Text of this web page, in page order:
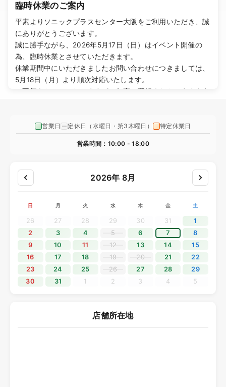
臨時休業のご案内
平素よりソニックプラスセンター大阪をご利用いただき、誠
にありがとうございます。
誠に勝手ながら、2026年5月17日（日）はイベント開催の
為、臨時休業とさせていただきます。
休業期間中にいただきましたお問い合わせにつきましては、
5月18日（月）より順次対応いたします。
ご不便をおかけいたしますが、何卒ご理解くださいますよう
2026.05.01
ゴールデンウィーク休業のご案内
にありがとうございます。
誠に勝手ながら、2026年5月2日（土）から5月6日（水）ま
休業期間中にいただきましたお問い合わせにつきましては、
5月7日（木）より順次対応いたします。
ご不便をおかけいたしますが、何卒ご理解くださいますよう
お願い申し上げます。
2025.12.11
年末年始休業のご案内
にありがとうございます。
営業日 定休日（水曜日・第3木曜日） 特定休業日
営業時間：10:00 - 18:00
2026年 8月
日 月 火 水 木 金 土
26 27 28 29 30 31
1
2
3 4 5 6 7
8
9
10 11 12 13 14
15
16
17 18 19 20 21
22
23
24 25 26 27 28
29
30
31 1 2 3 4 5
店舗所在地